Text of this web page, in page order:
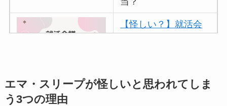
【怪しい？】就活会
アトムクリニックは
エマ・スリープが怪しいと思われてしま
う3つの理由